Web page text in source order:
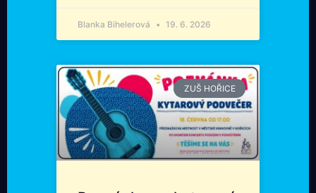
Blanka Bihelerová 19. 6. 2026
ZUŠ HOŘICE